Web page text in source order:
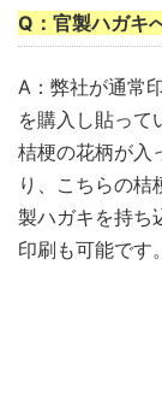
Q：官製ハガキ
A：弊社が通常
を購入し貼って
桔梗の花柄が入
り、こちらの桔
製ハガキを持ち
印刷も可能です。